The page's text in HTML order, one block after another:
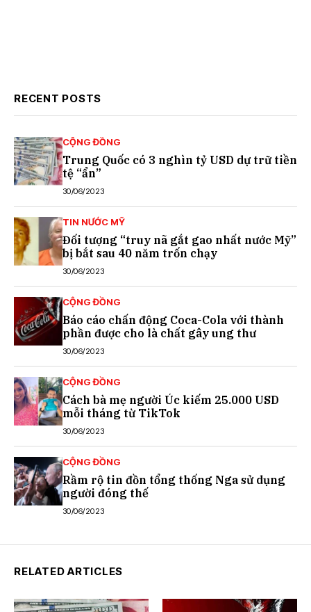
RECENT POSTS
CỘNG ĐỒNG
Trung Quốc có 3 nghìn tỷ USD dự trữ tiền
tệ “ẩn”
30/06/2023
TIN NƯỚC MỸ
Đối tượng “truy nã gắt gao nhất nước Mỹ”
bị bắt sau 40 năm trốn chạy
30/06/2023
CỘNG ĐỒNG
Báo cáo chấn động Coca-Cola với thành
phần được cho là chất gây ung thư
30/06/2023
CỘNG ĐỒNG
Cách bà mẹ người Úc kiếm 25.000 USD
mỗi tháng từ TikTok
30/06/2023
CỘNG ĐỒNG
Rầm rộ tin đồn tổng thống Nga sử dụng
người đóng thế
30/06/2023
RELATED ARTICLES